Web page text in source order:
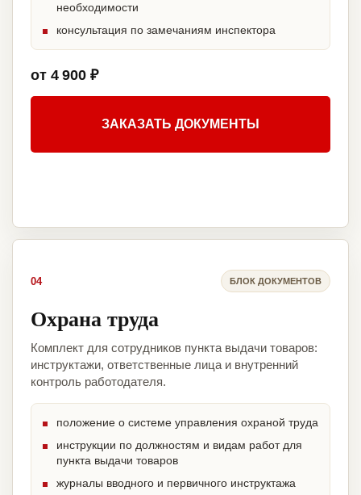
необходимости
консультация по замечаниям инспектора
от 4 900 ₽
ЗАКАЗАТЬ ДОКУМЕНТЫ
04 БЛОК ДОКУМЕНТОВ
Охрана труда
Комплект для сотрудников пункта выдачи товаров:
инструктажи, ответственные лица и внутренний
контроль работодателя.
положение о системе управления охраной труда
инструкции по должностям и видам работ для
пункта выдачи товаров
журналы вводного и первичного инструктажа